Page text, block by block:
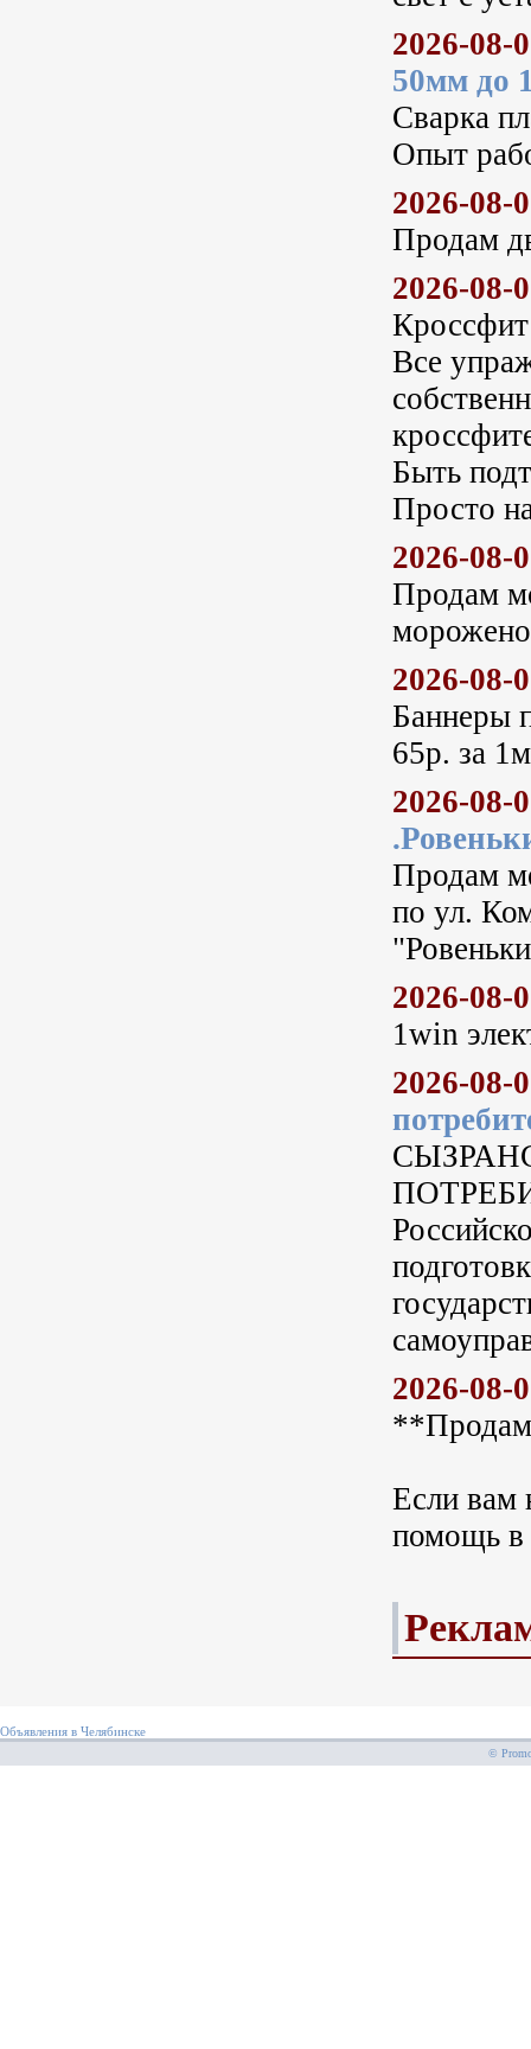
2026-08-
50мм до
Сварка
Опыт
2026-08-
Продам
2026-08-
Все
Быть
Просто
2026-08-
Продам
2026-08-
Баннеры
65р. за 1м
2026-08-
Продам
по ул.
2026-08-
1win
2026-08-
2026-08-
Если вам
помощь в
Объявления в Челябинске
©